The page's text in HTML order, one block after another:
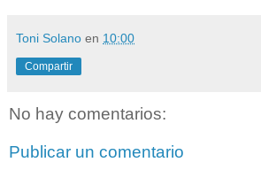
Toni Solano en 10:00
Compartir
No hay comentarios:
Publicar un comentario